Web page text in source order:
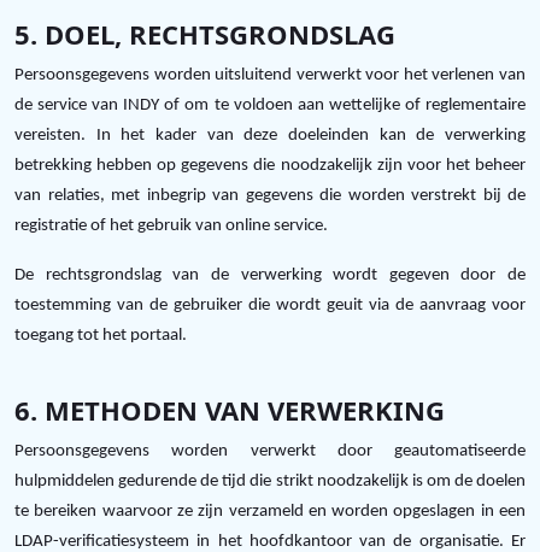
5. DOEL, RECHTSGRONDSLAG
Persoonsgegevens worden uitsluitend verwerkt voor het verlenen van
de service van INDY of om te voldoen aan wettelijke of reglementaire
vereisten. In het kader van deze doeleinden kan de verwerking
betrekking hebben op gegevens die noodzakelijk zijn voor het beheer
van relaties, met inbegrip van gegevens die worden verstrekt bij de
registratie of het gebruik van online service.
De rechtsgrondslag van de verwerking wordt gegeven door de
toestemming van de gebruiker die wordt geuit via de aanvraag voor
toegang tot het portaal.
6. METHODEN VAN VERWERKING
Persoonsgegevens worden verwerkt door geautomatiseerde
hulpmiddelen gedurende de tijd die strikt noodzakelijk is om de doelen
te bereiken waarvoor ze zijn verzameld en worden opgeslagen in een
LDAP-verificatiesysteem in het hoofdkantoor van de organisatie. Er